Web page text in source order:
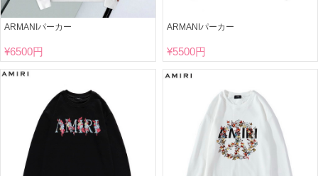
ARMANIパーカー
¥6500円
ARMANIパーカー
¥5500円